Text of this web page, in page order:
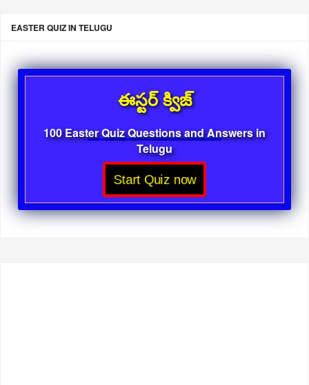
EASTER QUIZ IN TELUGU
ఈస్టర్ క్విజ్
100 Easter Quiz Questions and Answers in
Telugu
Start Quiz now